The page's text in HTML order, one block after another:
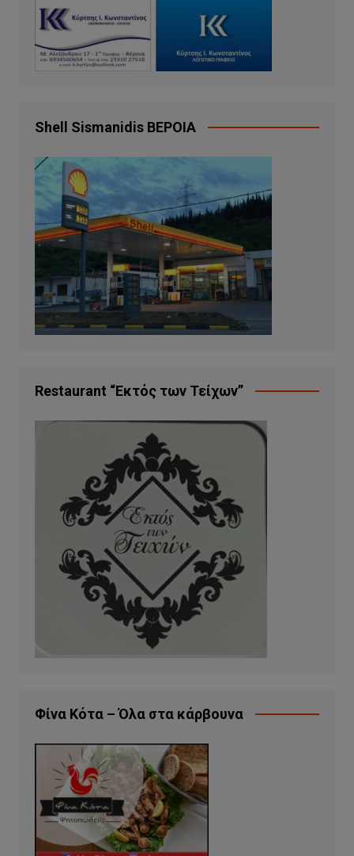
Shell Sismanidis ΒΕΡΟΙΑ
Restaurant “Εκτός των Τείχων”
Φίνα Κότα – Όλα στα κάρβουνα